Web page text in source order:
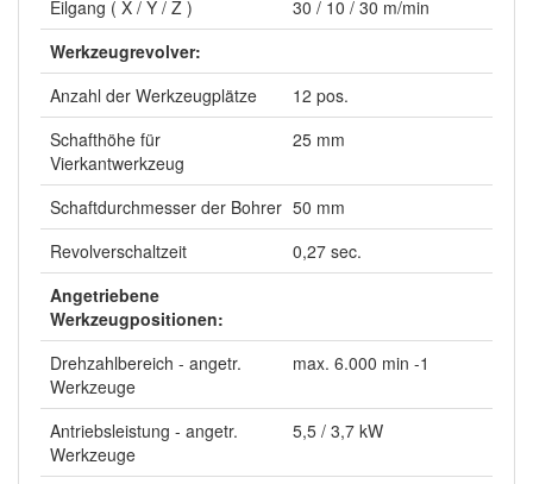
Eilgang ( X / Y / Z )
30 / 10 / 30 m/min
Werkzeugrevolver:
Anzahl der Werkzeugplätze
12 pos.
Schafthöhe für
Vierkantwerkzeug
25 mm
Schaftdurchmesser der Bohrer 50 mm
Revolverschaltzeit
0,27 sec.
Angetriebene
Werkzeugpositionen:
Drehzahlbereich - angetr.
Werkzeuge
max. 6.000 min -1
Antriebsleistung - angetr.
Werkzeuge
5,5 / 3,7 kW